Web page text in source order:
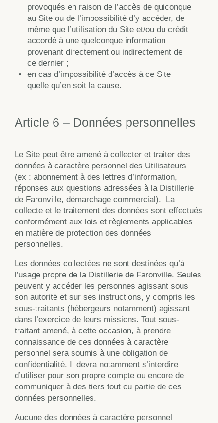
provoqués en raison de l’accès de quiconque
au Site ou de l’impossibilité d’y accéder, de
même que l’utilisation du Site et/ou du crédit
accordé à une quelconque information
provenant directement ou indirectement de
ce dernier ;
en cas d’impossibilité d’accès à ce Site
quelle qu’en soit la cause.
Article 6 – Données personnelles
Le Site peut être amené à collecter et traiter des
données à caractère personnel des Utilisateurs
(ex : abonnement à des lettres d’information,
réponses aux questions adressées à la Distillerie
de Faronville, démarchage commercial).
La
collecte et le traitement des données sont effectués
conformément aux lois et règlements applicables
en matière de protection des données
personnelles.
Les données collectées ne sont destinées qu’à
l’usage propre de la Distillerie de Faronville. Seules
peuvent y accéder les personnes agissant sous
son autorité et sur ses instructions, y compris les
sous-traitants (hébergeurs notamment) agissant
dans l’exercice de leurs missions. Tout sous-
traitant amené, à cette occasion, à prendre
connaissance de ces données à caractère
personnel sera soumis à une obligation de
confidentialité. Il devra notamment s’interdire
d’utiliser pour son propre compte ou encore de
communiquer à des tiers tout ou partie de ces
données personnelles.
Aucune des données à caractère personnel